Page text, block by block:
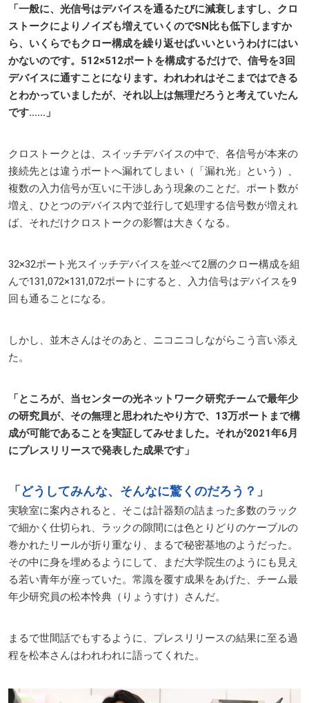
「一般に、光信号はデバイスを通るたびに減衰しますし、クロ
ストークによりノイズも増えていくのでSN比も低下しますか
ら、いくらでもクロー構成を繰り返せばいいというわけにはい
かないのです。512×512ポートを構成するだけで、信号を3回
デバイスに通すことになります。われわれはそこまではできる
とわかっていましたが、それ以上は無理だろうと考えていたん
です……」
クロストークとは、スイッチデバイスの中で、各信号が本来の
接続先とは違うポートへ漏れてしまい（「漏れ光」という）、
複数の入力信号が互いに干渉しあう現象のことだ。ポート数が
増え、ひとつのデバイス内で並行して処理する信号数が増えれ
ば、それだけクロストークの影響は大きくなる。
32×32ポート光スイッチデバイスを並べて2層のクロー構成を組
んで131,072×131,072ポートにすると、入力信号はデバイスを9
回も通ることになる。
しかし、並木さんはそのあと、ニコニコしながらこう言い添え
た。
「ところが、当センターの光ネットワーク研究チームで最年少
の研究員が、その無理と思われたやり方で、13万ポートまで構
成が可能であることを実証してみせました。それが2021年6月
にプレスリリースで発表した成果です」
「どうしてみんな、そんなに驚くのだろう？」
実験室に案内されると、そこは計器類の詰まった多数のラック
で細かく仕切られ、ラックの隙間には色とりどりのケーブルの
巻かれたリールが折り重なり、まるで秘密基地のようだった。
その中に身を埋めるようにして、まだ大学院生のようにも見え
る若い青年が座っていた。常識を覆す成果をあげた、チーム最
年少研究員の松本怜典（りょうすけ）さんだ。
まるで世間話でもするように、プレスリリースの結果に至る過
程を松本さんはわれわれに語ってくれた。